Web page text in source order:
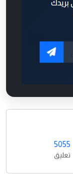
5055
تعليق